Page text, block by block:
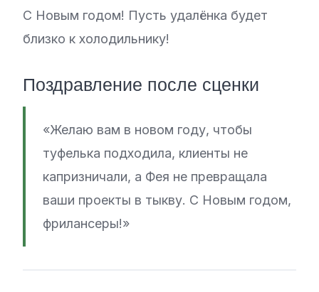
С Новым годом! Пусть удалёнка будет
близко к холодильнику!
Поздравление после сценки
«Желаю вам в новом году, чтобы
туфелька подходила, клиенты не
капризничали, а Фея не превращала
ваши проекты в тыкву. С Новым годом,
фрилансеры!»